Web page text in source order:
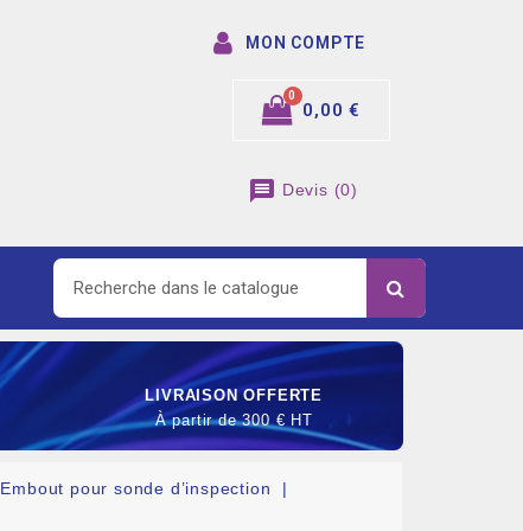
MON COMPTE
0,00 €
message Devis (0)
LIVRAISON OFFERTE
À partir de 300 € HT
Embout pour sonde d’inspection